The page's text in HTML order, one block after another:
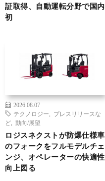
証取得、自動運転分野で国内
初
2026.08.07
テクノロジー
プレスリリースな
ど
動向/展望
ロジスネクストが防爆仕様車
のフォークをフルモデルチェ
ンジ、オペレーターの快適性
向上図る